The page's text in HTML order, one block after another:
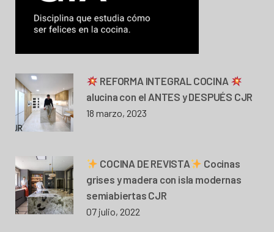
REFORMA INTEGRAL COCINA
alucina con el ANTES y DESPUÉS CJR
18 marzo, 2023
COCINA DE REVISTA
Cocinas
grises y madera con isla modernas
semiabiertas CJR
07 julio, 2022